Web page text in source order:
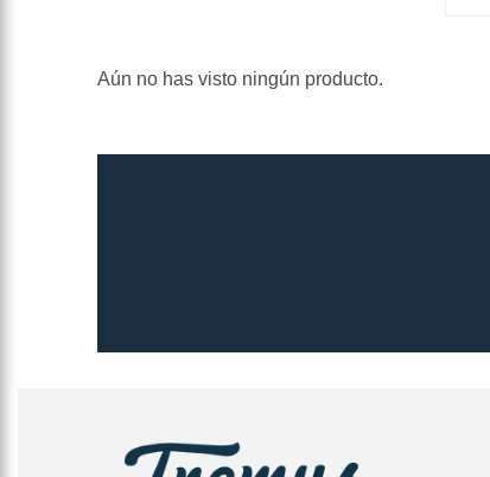
Aún no has visto ningún producto.